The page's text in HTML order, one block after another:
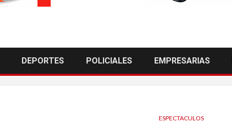
DEPORTES POLICIALES EMPRESARIAS
ESPECTACULOS